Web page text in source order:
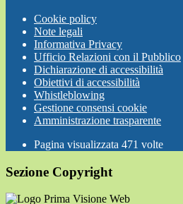
Cookie policy
Note legali
Informativa Privacy
Ufficio Relazioni con il Pubblico
Dichiarazione di accessibilità
Obiettivi di accessibilità
Whistleblowing
Gestione consensi cookie
Amministrazione trasparente
Pagina visualizzata 471 volte
Sezione Copyright